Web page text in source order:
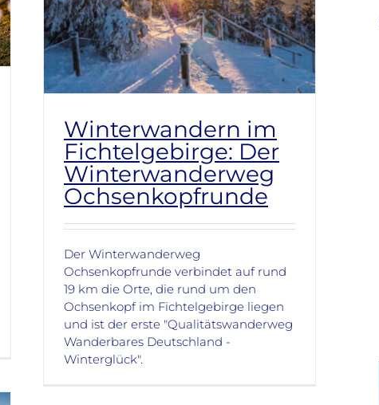
Winterwandern im
Fichtelgebirge: Der
Winterwanderweg
Ochsenkopfrunde
Der Winterwanderweg
Ochsenkopfrunde verbindet auf rund
19 km die Orte, die rund um den
Ochsenkopf im Fichtelgebirge liegen
und ist der erste "Qualitätswanderweg
Wanderbares Deutschland -
Winterglück".